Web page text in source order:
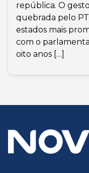
república. O
quebrada pelo
estados mais
com o
oito anos […]